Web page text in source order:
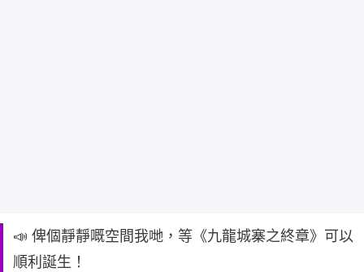
📣 俾個靜靜嘅空間我哋，等《九龍城寨之終章》可以
順利誕生！